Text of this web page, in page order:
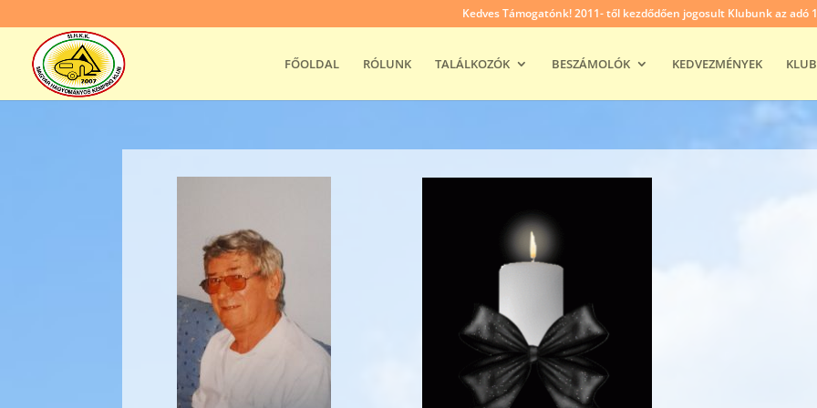
Kedves Támogatónk! 2011- től kezdődően jogosult Klubunk az
FŐOLDAL RÓLUNK TALÁLKOZÓK BESZÁMOLÓK KEDVEZMÉNYEK